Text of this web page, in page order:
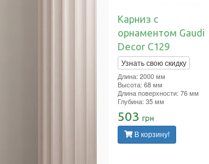
Карниз с
орнаментом Gaudi
Decor C129
Узнать свою скидку
Длина: 2000 мм
Высота: 68 мм
Длина поверхности: 76 мм
Глубина: 35 мм
503 грн
В корзину!